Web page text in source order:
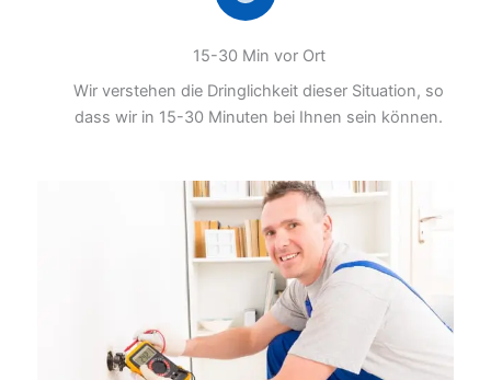
15-30 Min vor Ort
Wir verstehen die Dringlichkeit dieser Situation, so
dass wir in 15-30 Minuten bei Ihnen sein können.